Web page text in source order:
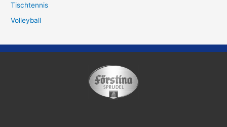
Tischtennis
Volleyball